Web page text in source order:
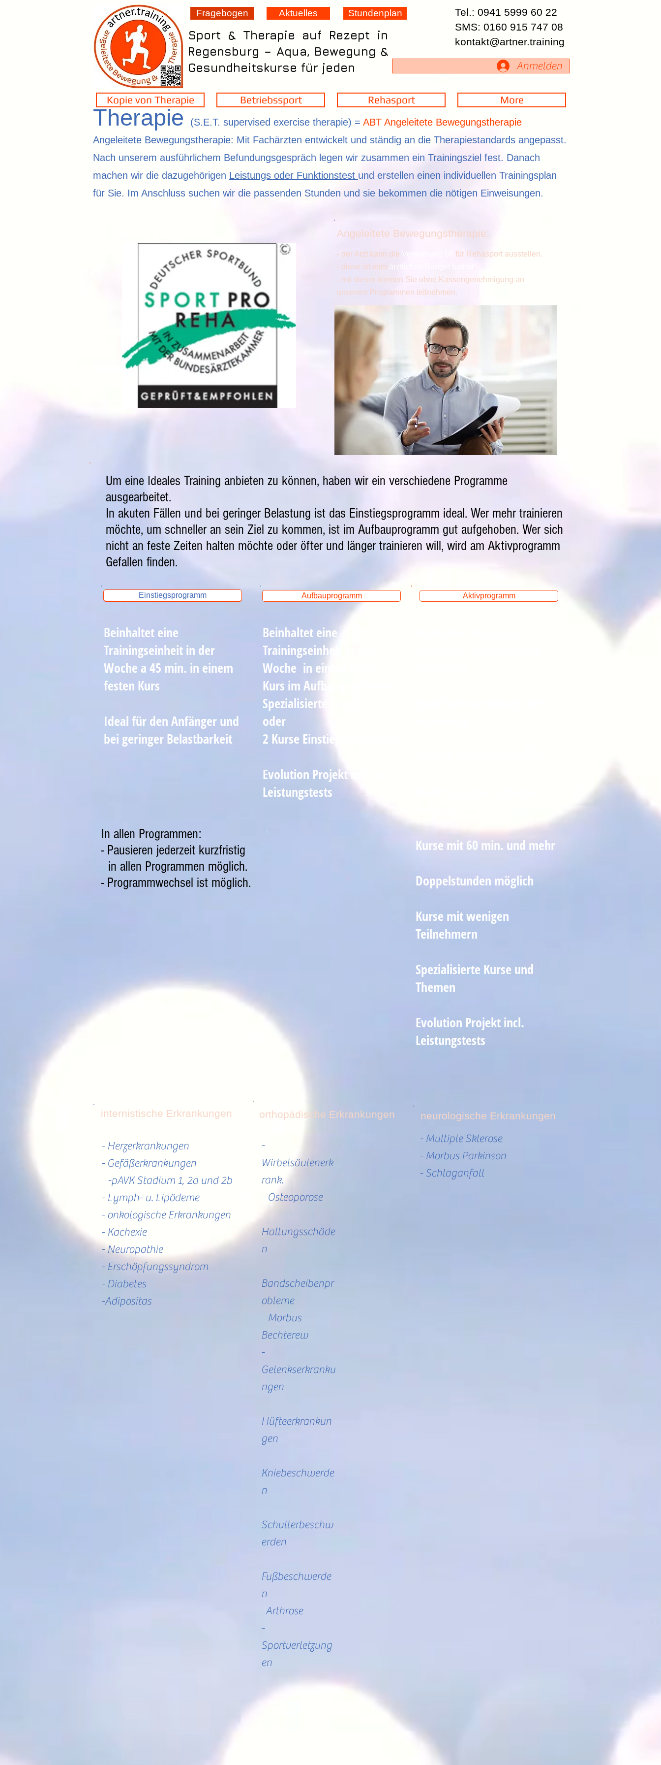
Fragebogen Aktuelles Stundenplan
Tel.: 0941 5999 60 22
SMS: 0160 915 747 08
kontakt@artner.training
Anmelden
Sport & Therapie auf Rezept in
Regensburg – Aqua, Bewegung &
Gesundheitskurse für jeden
Kopie von Therapie Betriebssport Rehasport More
Therapie (S.E.T. supervised exercise therapie) = ABT Angeleitete Bewegungstherapie
Angeleitete Bewegungstherapie: Mit Fachärzten entwickelt und ständig an die Therapiestandards angepasst.
Nach unserem ausführlichem Befundungsgespräch legen wir zusammen ein Trainingsziel fest. Danach
machen wir die dazugehörigen Leistungs oder Funktionstest und erstellen einen individuellen Trainingsplan
für Sie. Im Anschluss suchen wir die passenden Stunden und sie bekommen die nötigen Einweisungen.
Angeleitete Bewegungstherapie:
- der Arzt kann die
für Rehasport ausstellen.
- diese ist vom ärztlichen Budget befreit .
- mit dieser können Sie ohne Kassengenehmigung an
unserem Programmen teilnehmen.
Um eine Ideales Training anbieten zu können, haben wir ein verschiedene Programme
ausgearbeitet.
In akuten Fällen und bei geringer Belastung ist das Einstiegsprogramm ideal. Wer mehr trainieren
möchte, um schneller an sein Ziel zu kommen, ist im Aufbauprogramm gut aufgehoben. Wer sich
nicht an feste Zeiten halten möchte oder öfter und länger trainieren will, wird am Aktivprogramm
Gefallen finden.
Button
Einstiegsprogramm
Beinhaltet eine
Trainingseinheit in der
Woche a 45 min. in einem
festen Kurs
Ideal für den Anfänger und
bei geringer Belastbarkeit
Aufbauprogramm
Beinhaltet eine
Trainingseinheit in der
Woche in einem festen
Kurs im Aufbauprogramm-
Spezialisierte Gruppen
oder
2 Kurse Einstiegsprogramm
Evolution Projekt incl.
Leistungstests
In allen Programmen:
- Pausieren jederzeit kurzfristig
in allen Programmen möglich.
- Programmwechsel ist möglich.
Aktivprogramm
Kurse mit 60 min. und mehr
Doppelstunden möglich
Kurse mit wenigen
Teilnehmern
Spezialisierte Kurse und
Themen
Evolution Projekt incl.
Leistungstests
internistische Erkrankungen
- Herzerkrankungen
- Gefäßerkrankungen
-pAVK Stadium 1, 2a und 2b
- Lymph- u. Lipödeme
- onkologische Erkrankungen
- Kachexie
- Neuropathie
- Erschöpfungssyndrom
- Diabetes
-Adipositas
orthopädische Erkrankungen
-
Wirbelsäulenerk
rank.
Osteoporose
Haltungsschäde
n
Bandscheibenpr
obleme
Morbus
Bechterew
-
Gelenkserkranku
ngen
Hüfteerkrankun
gen
Kniebeschwerde
n
Schulterbeschw
erden
Fußbeschwerde
n
Arthrose
-
Sportverletzung
en
neurologische Erkrankungen
- Multiple Sklerose
- Morbus Parkinson
- Schlaganfall